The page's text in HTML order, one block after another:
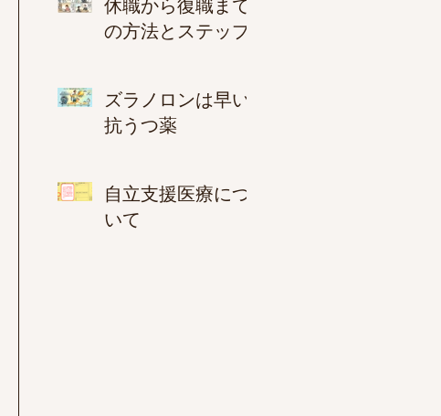
休職から復職まで
の方法とステップ
ズラノロンは早い
抗うつ薬
自立支援医療につ
いて